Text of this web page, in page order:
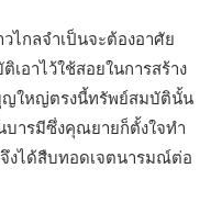
ไกลจําเป็นจะต้องอาศัย
อาไว้ใช้สอยในการสร้าง
ญใหญ่ตรงนี้ทรัพย์สมบัตินั้น
บารมีซึ่งคุณยายก็ตั้งใจทํา
จึงได้สืบทอดเจตนารมณ์ต่อ